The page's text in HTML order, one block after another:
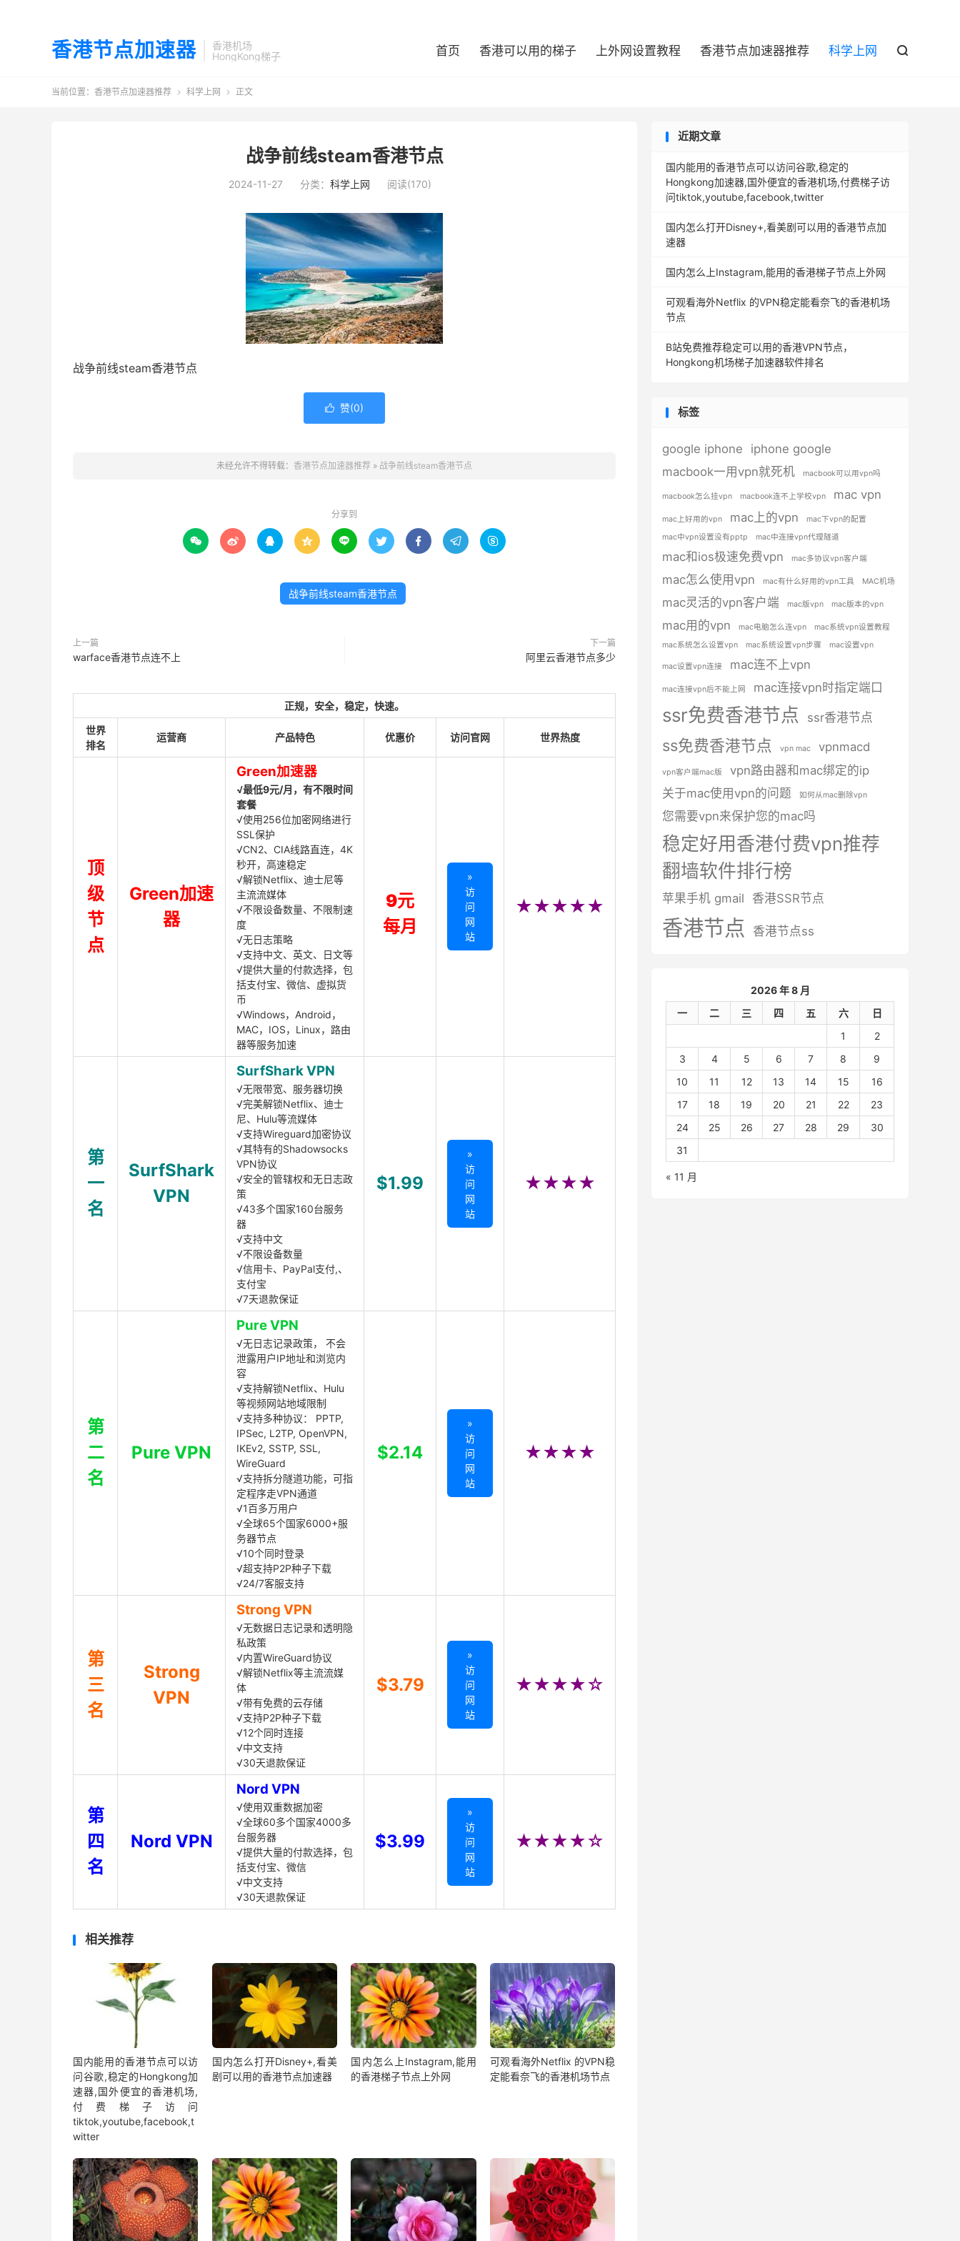
香港节点加速器
香港机场
HongKong梯子
首页 香港可以用的梯子 上外网设置教程 香港节点加速器推荐 科学上网 
当前位置： 香港节点加速器推荐  科学上网  正文
战争前线steam香港节点
2024-11-27 分类： 科学上网 阅读(170)
战争前线steam香港节点
 赞(0)
未经允许不得转载： 香港节点加速器推荐 » 战争前线steam香港节点
分享到
        
战争前线steam香港节点
上一篇
warface香港节点连不上
下一篇
阿里云香港节点多少
正规，安全，稳定，快速。
世界
排名
运营商 产品特色 优惠价 访问官网 世界热度
顶
级
节
点
Green加速
器
Green加速器
√最低9元/月，有不限时间
套餐
√使用256位加密网络进行
SSL保护
√CN2、CIA线路直连，4K
秒开，高速稳定
√解锁Netflix、迪士尼等
主流流媒体
√不限设备数量、不限制速
度
√无日志策略
√支持中文、英文、日文等
√提供大量的付款选择，包
括支付宝、微信、虚拟货
币
√Windows，Android，
MAC，IOS，Linux，路由
器等服务加速
9元
每月
»
访
问
网
站
★★★★★
第
一
名
SurfShark
VPN
SurfShark VPN
√无限带宽、服务器切换
√完美解锁Netflix、迪士
尼、Hulu等流媒体
√支持Wireguard加密协议
√其特有的Shadowsocks
VPN协议
√安全的管辖权和无日志政
策
√43多个国家160台服务
器
√支持中文
√不限设备数量
√信用卡、PayPal支付,、
支付宝
√7天退款保证
$1.99
»
访
问
网
站
★★★★
第
二
名
Pure VPN
Pure VPN
√无日志记录政策， 不会
泄露用户IP地址和浏览内
容
√支持解锁Netflix、Hulu
等视频网站地域限制
√支持多种协议： PPTP,
IPSec, L2TP, OpenVPN,
IKEv2, SSTP, SSL,
WireGuard
√支持拆分隧道功能，可指
定程序走VPN通道
√1百多万用户
√全球65个国家6000+服
务器节点
√10个同时登录
√超支持P2P种子下载
√24/7客服支持
$2.14
»
访
问
网
站
★★★★
第
三
名
Strong
VPN
Strong VPN
√无数据日志记录和透明隐
私政策
√内置WireGuard协议
√解锁Netflix等主流流媒
体
√带有免费的云存储
√支持P2P种子下载
√12个同时连接
√中文支持
√30天退款保证
$3.79
»
访
问
网
站
★★★★☆
第
四
名
Nord VPN
Nord VPN
√使用双重数据加密
√全球60多个国家4000多
台服务器
√提供大量的付款选择，包
括支付宝、微信
√中文支持
√30天退款保证
$3.99
»
访
问
网
站
★★★★☆
相关推荐
国内能用的香港节点可以访
问谷歌,稳定的Hongkong加
速器,国外便宜的香港机场,
付费梯子访问
tiktok,youtube,facebook,t
witter
国内怎么打开Disney+,看美
剧可以用的香港节点加速器
国内怎么上Instagram,能用
的香港梯子节点上外网
可观看海外Netflix 的VPN稳
定能看奈飞的香港机场节点
近期文章
国内能用的香港节点可以访问谷歌,稳定的
Hongkong加速器,国外便宜的香港机场,付费梯子访
问tiktok,youtube,facebook,twitter
国内怎么打开Disney+,看美剧可以用的香港节点加
速器
国内怎么上Instagram,能用的香港梯子节点上外网
可观看海外Netflix 的VPN稳定能看奈飞的香港机场
节点
B站免费推荐稳定可以用的香港VPN节点，
Hongkong机场梯子加速器软件排名
标签
google iphone
iphone google
macbook一用vpn就死机
macbook可以用vpn吗
macbook怎么挂vpn macbook连不上学校vpn mac vpn
mac上好用的vpn mac上的vpn
mac下vpn的配置
mac中vpn设置没有pptp
mac中连接vpn代理隧道
mac和ios极速免费vpn mac多协议vpn客户端
mac怎么使用vpn mac有什么好用的vpn工具 MAC机场
mac灵活的vpn客户端 mac版vpn mac版本的vpn
mac用的vpn mac电脑怎么连vpn
mac系统vpn设置教程
mac系统怎么设置vpn
mac系统设置vpn步骤 mac设置vpn
mac设置vpn连接 mac连不上vpn
mac连接vpn后不能上网 mac连接vpn时指定端口
ssr免费香港节点 ssr香港节点
ss免费香港节点 vpn mac vpnmacd
vpn客户端mac版
vpn路由器和mac绑定的ip
关于mac使用vpn的问题
如何从mac删除vpn
您需要vpn来保护您的mac吗
稳定好用香港付费vpn推荐
翻墙软件排行榜
苹果手机 gmail 香港SSR节点
香港节点 香港节点ss
2026 年 8 月
一
二 三 四 五 六
日
1
2
3
4 5 6 7 8
9
10
11 12 13 14 15
16
17
18 19 20 21 22
23
24
25 26 27 28 29
30
31
« 11 月